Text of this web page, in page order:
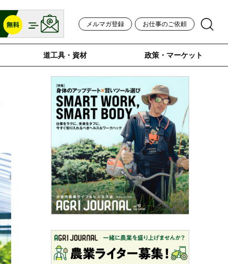
メルマガ登録 お仕事のご依頼
道工具・資材 政策・マーケット